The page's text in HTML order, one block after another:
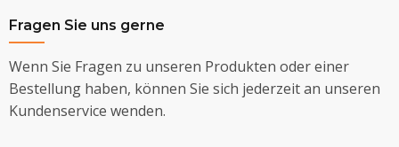
Fragen Sie uns gerne
Wenn Sie Fragen zu unseren Produkten oder einer
Bestellung haben, können Sie sich jederzeit an unseren
Kundenservice wenden.